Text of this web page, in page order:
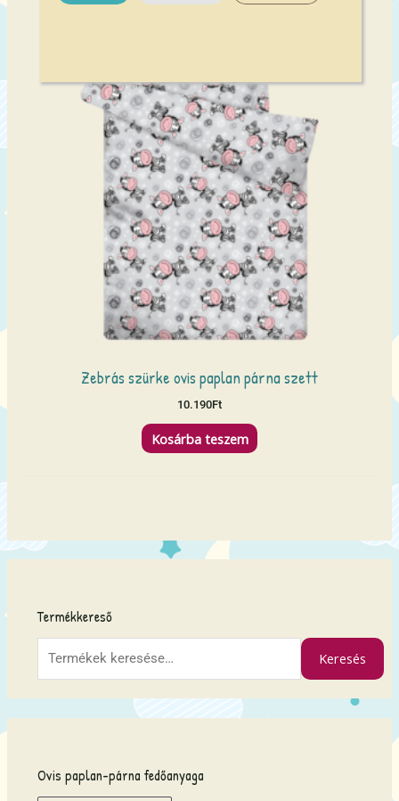
Termékkereső
r
e
é
ö
Keresés
Ovis paplan-párna fedőanyaga
Zebrás szürke ovis paplan párna szett
10.190Ft
Kosárba teszem